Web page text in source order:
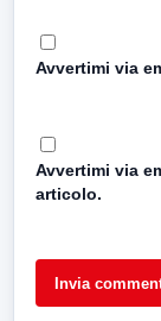
Avvertimi via
Avvertimi via
articolo.